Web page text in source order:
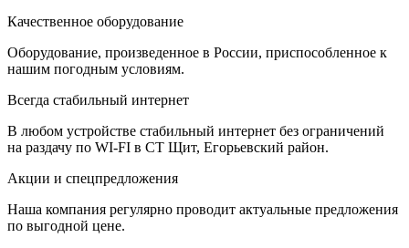
Качественное оборудование
Оборудование, произведенное в России, приспособленное к
нашим погодным условиям.
Всегда стабильный интернет
В любом устройстве стабильный интернет без ограничений
на раздачу по WI-FI в СТ Щит, Егорьевский район.
Акции и спецпредложения
Наша компания регулярно проводит актуальные предложения
по выгодной цене.